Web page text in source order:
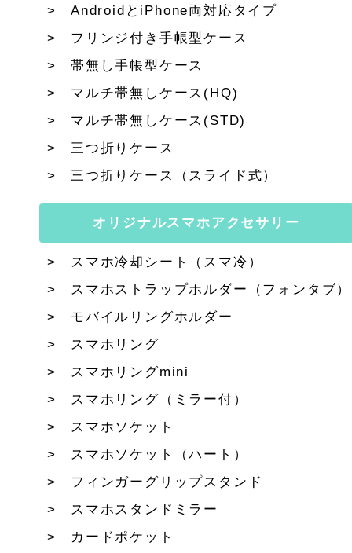
AndroidとiPhone両対応タイプ
フリンジ付き手帳型ケース
帯無し手帳型ケース
マルチ帯無しケース(HQ)
マルチ帯無しケース(STD)
三つ折りケース
三つ折りケース（スライド式）
オリジナルスマホアクセサリー
スマホ冷却シート（スマ冷）
スマホストラップホルダー（フォンタブ）
モバイルリングホルダー
スマホリング
スマホリングmini
スマホリング（ミラー付）
スマホソケット
スマホソケット（ハート）
フィンガーグリップスタンド
スマホスタンドミラー
カードポケット